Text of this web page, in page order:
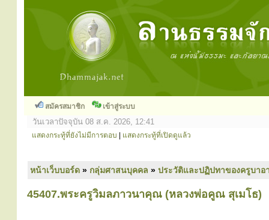
สมัครสมาชิก เข้าสู่ระบบ
วันเวลาปัจจุบัน 08 ส.ค. 2026, 12:41
แสดงกระทู้ที่ยังไม่มีการตอบ แสดงกระทู้ที่เปิดดูแล้ว
หน้าเว็บบอร์ด » กลุ่มศาสนบุคคล » ประวัติและปฏิปทาของครูบาอ
45407.พระครูวิมลภาวนาคุณ (หลวงพ่อคูณ สุเมโธ)